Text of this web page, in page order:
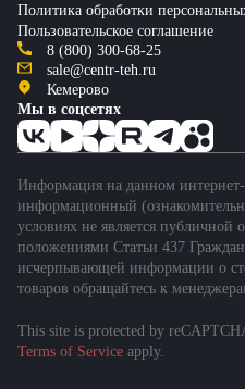
Политика обработки
Пользовательское соглашение
8 (800) 300-68-25
sale@centr-teh.ru
Кемерово
Мы в соцсетях
Информация на данном
информационный
условиях не является публичной
положениями Статьи 437
исчерпывающей информации о
товаров обращайтесь к
This site is protected by
Terms of Service apply.
Подобрать спецтехнику
за 1 минуту